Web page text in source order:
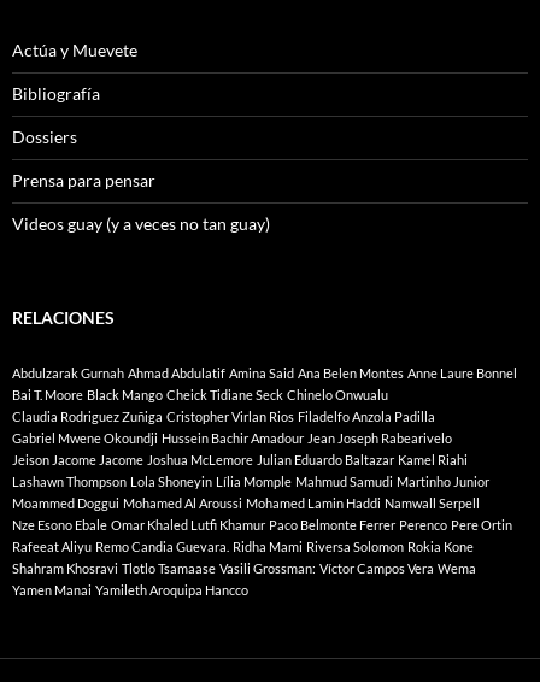
Actúa y Muevete
Bibliografía
Dossiers
Prensa para pensar
Videos guay (y a veces no tan guay)
RELACIONES
Abdulzarak Gurnah Ahmad Abdulatif Amina Said Ana Belen Montes Anne Laure Bonnel
Bai T. Moore Black Mango Cheick Tidiane Seck Chinelo Onwualu
Claudia Rodriguez Zuñiga Cristopher Virlan Rios Filadelfo Anzola Padilla
Gabriel Mwene Okoundji Hussein Bachir Amadour Jean Joseph Rabearivelo
Jeison Jacome Jacome Joshua McLemore Julian Eduardo Baltazar Kamel Riahi
Lashawn Thompson Lola Shoneyin Lília Momple Mahmud Samudi Martinho Junior
Moammed Doggui Mohamed Al Aroussi Mohamed Lamin Haddi Namwall Serpell
Nze Esono Ebale Omar Khaled Lutfi Khamur Paco Belmonte Ferrer Perenco Pere Ortin
Rafeeat Aliyu Remo Candia Guevara. Ridha Mami Riversa Solomon Rokia Kone
Shahram Khosravi Tlotlo Tsamaase Vasili Grossman: Víctor Campos Vera Wema
Yamen Manai Yamileth Aroquipa Hancco